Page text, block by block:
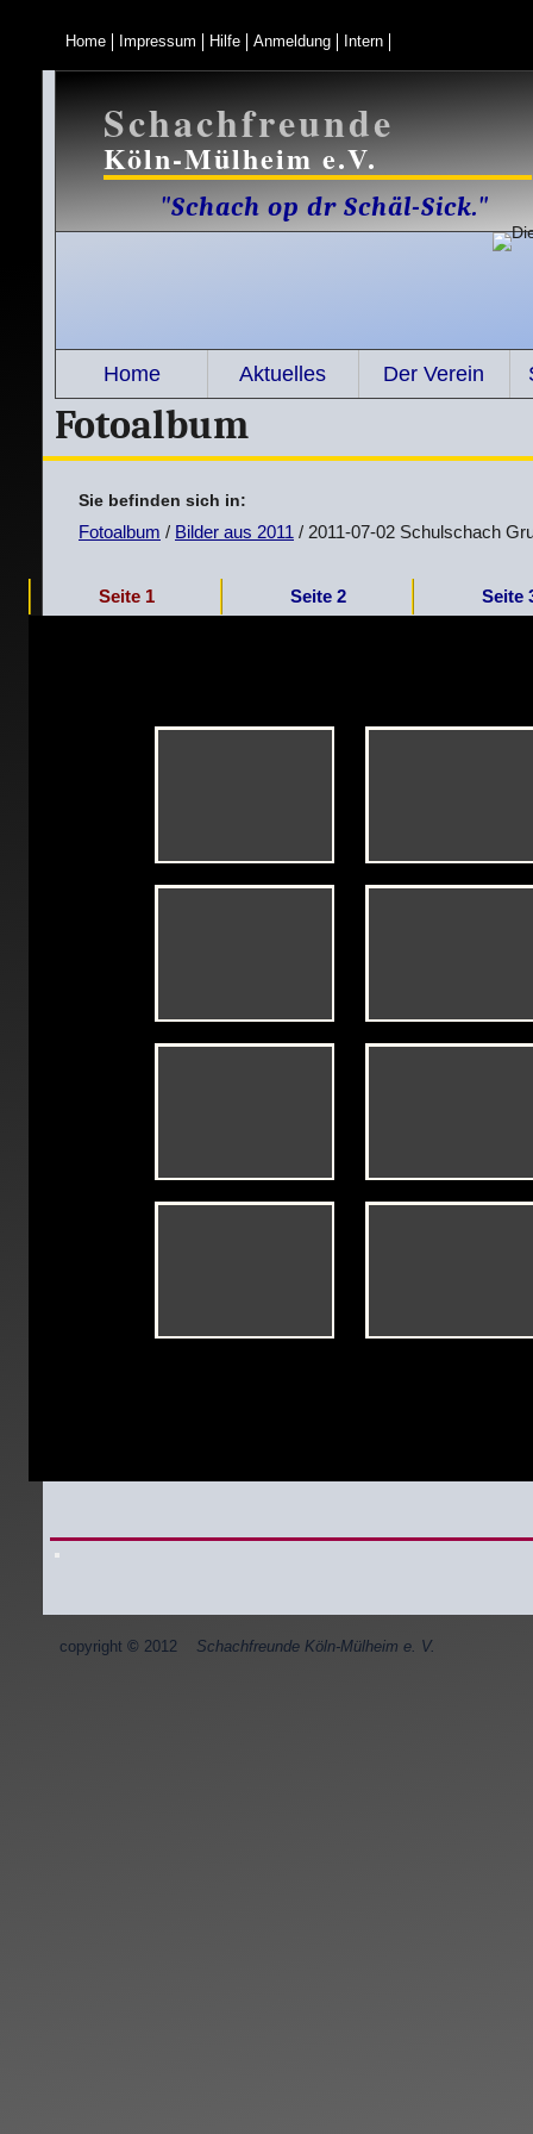
Home Impressum Hilfe Anmeldung Intern
Schachfreunde
Köln-Mülheim e.V.
"Schach op dr Schäl-Sick."
Home Aktuelles Der Verein
Fotoalbum
Sie befinden sich in:
Fotoalbum / Bilder aus 2011 / 2011-07-02 Schulschach
Seite 1 Seite 2 Seite
copyright © 2012 Schachfreunde Köln-Mülheim e. V.